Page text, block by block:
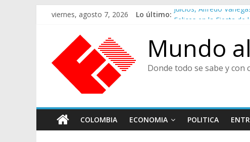
Saltarviernes, agosto 7, 2026 Lo último: Juicios, Alfredo
Café Presidencial
Ministra de Cultura y
De Cara al Porvenir,
Mundo
Donde todo se sabe y con
COLOMBIA ECONOMIA POLITICA